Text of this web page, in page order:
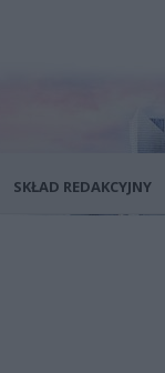
SKŁAD REDAKCYJNY